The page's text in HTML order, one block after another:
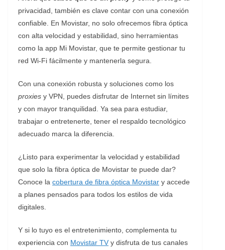
privacidad, también es clave contar con una conexión
confiable. En Movistar, no solo ofrecemos fibra óptica
con alta velocidad y estabilidad, sino herramientas
como la app Mi Movistar, que te permite gestionar tu
red Wi-Fi fácilmente y mantenerla segura.
Con una conexión robusta y soluciones como los
proxies y VPN, puedes disfrutar de Internet sin límites
y con mayor tranquilidad. Ya sea para estudiar,
trabajar o entretenerte, tener el respaldo tecnológico
adecuado marca la diferencia.
¿Listo para experimentar la velocidad y estabilidad
que solo la fibra óptica de Movistar te puede dar?
Conoce la cobertura de fibra óptica Movistar y accede
a planes pensados para todos los estilos de vida
digitales.
Y si lo tuyo es el entretenimiento, complementa tu
experiencia con Movistar TV y disfruta de tus canales